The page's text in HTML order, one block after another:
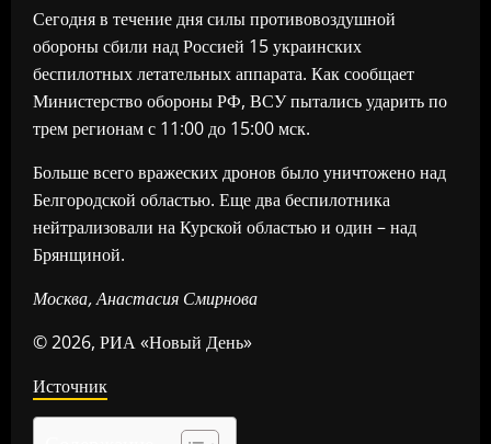
Сегодня в течение дня силы противовоздушной
обороны сбили над Россией 15 украинских
беспилотных летательных аппарата. Как сообщает
Министерство обороны РФ, ВСУ пытались ударить по
трем регионам с 11:00 до 15:00 мск.
Больше всего вражеских дронов было уничтожено над
Белгородской областью. Еще два беспилотника
нейтрализовали на Курской областью и один – над
Брянщиной.
Москва, Анастасия Смирнова
© 2026, РИА «Новый День»
Источник